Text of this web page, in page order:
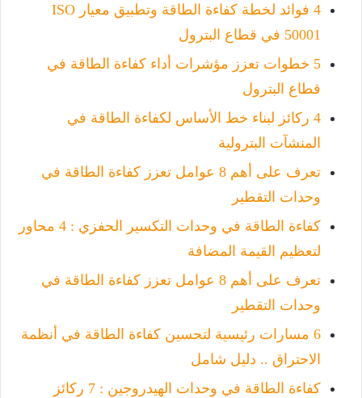
4 فوائد لخطة كفاءة الطاقة وتطبيق معيار ISO
50001 في قطاع البترول
5 خطوات تعزز مؤشرات أداء كفاءة الطاقة في
قطاع البترول
4 ركائز لبناء خط الأساس لكفاءة الطاقة في
المنشآت البترولية
تعرف على أهم 8 عوامل تعزز كفاءة الطاقة في
وحدات التقطير
كفاءة الطاقة في وحدات التكسير الحفزي : 4 محاور
لتعظيم القيمة المضافة
تعرف على أهم 8 عوامل تعزز كفاءة الطاقة في
وحدات التقطير
6 مسارات رئيسية لتحسين كفاءة الطاقة في أنظمة
الاحتراق .. دليل شامل
كفاءة الطاقة في وحدات الهيدروجين : 7 ركائز